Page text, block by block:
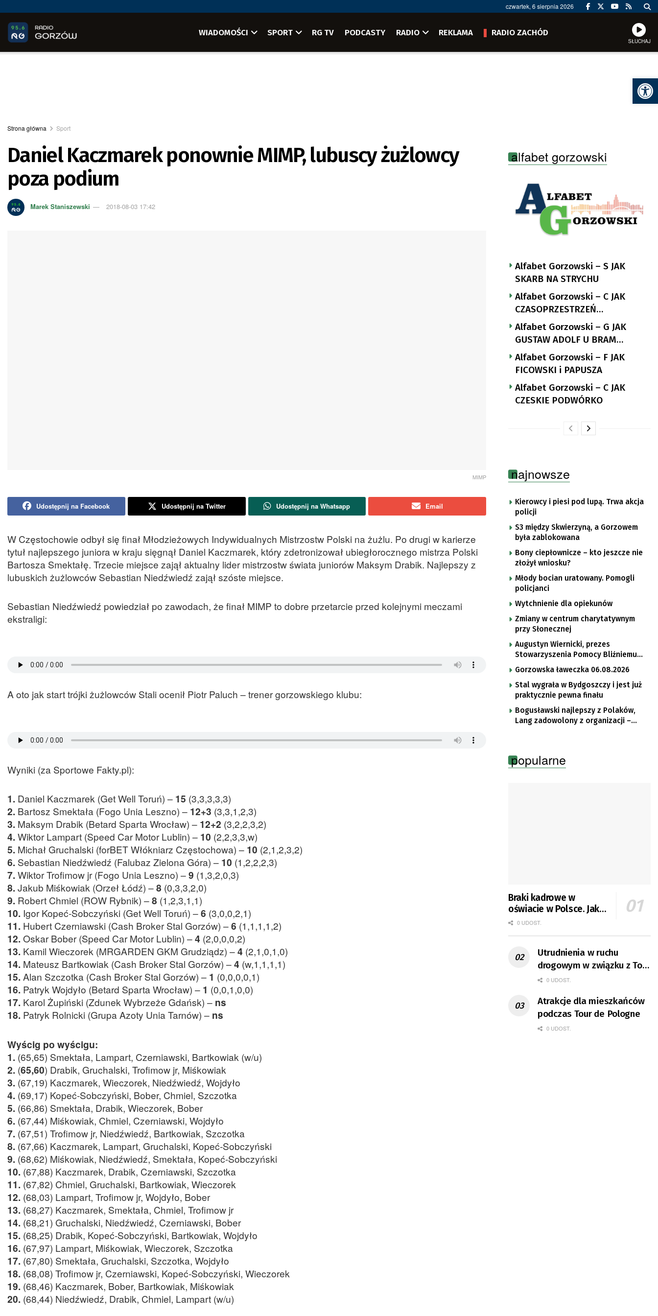
czwartek, 6 sierpnia 2026
WIADOMOŚCI SPORT RG TV PODCASTY RADIO REKLAMA RADIO ZACHÓD
SŁUCHAJ
Strona główna Sport
Daniel Kaczmarek ponownie MIMP, lubuscy żużlowcy
poza podium
Marek Staniszewski 2018-08-03 17:42
MIMP
Udostępnij na Facebook Udostępnij na Twitter Udostępnij na Whatsapp Email
W Częstochowie odbył się finał Młodzieżowych Indywidualnych Mistrzostw Polski na żużlu. Po drugi w karierze
tytuł najlepszego juniora w kraju sięgnął Daniel Kaczmarek, który zdetronizował ubiegłorocznego mistrza Polski
Bartosza Smektałę. Trzecie miejsce zajął aktualny lider mistrzostw świata juniorów Maksym Drabik. Najlepszy z
lubuskich żużlowców Sebastian Niedźwiedź zajął szóste miejsce.
Sebastian Niedźwiedź powiedział po zawodach, że finał MIMP to dobre przetarcie przed kolejnymi meczami
ekstraligi:
A oto jak start trójki żużlowców Stali ocenił Piotr Paluch – trener gorzowskiego klubu:
Wyniki (za Sportowe Fakty.pl):
1. Daniel Kaczmarek (Get Well Toruń) – 15 (3,3,3,3,3)
2. Bartosz Smektała (Fogo Unia Leszno) – 12+3 (3,3,1,2,3)
3. Maksym Drabik (Betard Sparta Wrocław) – 12+2 (3,2,2,3,2)
4. Wiktor Lampart (Speed Car Motor Lublin) – 10 (2,2,3,3,w)
5. Michał Gruchalski (forBET Włókniarz Częstochowa) – 10 (2,1,2,3,2)
6. Sebastian Niedźwiedź (Falubaz Zielona Góra) – 10 (1,2,2,2,3)
7. Wiktor Trofimow jr (Fogo Unia Leszno) –9 (1,3,2,0,3)
8. Jakub Miśkowiak (Orzeł Łódź) –8 (0,3,3,2,0)
9. Robert Chmiel (ROW Rybnik) –8 (1,2,3,1,1)
10. Igor Kopeć-Sobczyński (Get Well Toruń) –6 (3,0,0,2,1)
11. Hubert Czerniawski (Cash Broker Stal Gorzów) –6 (1,1,1,1,2)
12. Oskar Bober (Speed Car Motor Lublin) –4 (2,0,0,0,2)
13. Kamil Wieczorek (MRGARDEN GKM Grudziądz) –4 (2,1,0,1,0)
14. Mateusz Bartkowiak (Cash Broker Stal Gorzów) –4 (w,1,1,1,1)
15. Alan Szczotka (Cash Broker Stal Gorzów) – 1 (0,0,0,0,1)
16. Patryk Wojdyło (Betard Sparta Wrocław) – 1 (0,0,1,0,0)
17. Karol Żupiński (Zdunek Wybrzeże Gdańsk) – ns
18. Patryk Rolnicki (Grupa Azoty Unia Tarnów) – ns
Wyścig po wyścigu:
1. (65,65) Smektała, Lampart, Czerniawski, Bartkowiak (w/u)
2. (65,60) Drabik, Gruchalski, Trofimow jr, Miśkowiak
3. (67,19) Kaczmarek, Wieczorek, Niedźwiedź, Wojdyło
4. (69,17) Kopeć-Sobczyński, Bober, Chmiel, Szczotka
5. (66,86) Smektała, Drabik, Wieczorek, Bober
6. (67,44) Miśkowiak, Chmiel, Czerniawski, Wojdyło
7. (67,51) Trofimow jr, Niedźwiedź, Bartkowiak, Szczotka
8. (67,66) Kaczmarek, Lampart, Gruchalski, Kopeć-Sobczyński
9. (68,62) Miśkowiak, Niedźwiedź, Smektała, Kopeć-Sobczyński
10. (67,88) Kaczmarek, Drabik, Czerniawski, Szczotka
11. (67,82) Chmiel, Gruchalski, Bartkowiak, Wieczorek
12. (68,03) Lampart, Trofimow jr, Wojdyło, Bober
13. (68,27) Kaczmarek, Smektała, Chmiel, Trofimow jr
14. (68,21) Gruchalski, Niedźwiedź, Czerniawski, Bober
15. (68,25) Drabik, Kopeć-Sobczyński, Bartkowiak, Wojdyło
16. (67,97) Lampart, Miśkowiak, Wieczorek, Szczotka
17. (67,80) Smektała, Gruchalski, Szczotka, Wojdyło
18. (68,08) Trofimow jr, Czerniawski, Kopeć-Sobczyński, Wieczorek
19. (68,46) Kaczmarek, Bober, Bartkowiak, Miśkowiak
20. (68,44) Niedźwiedź, Drabik, Chmiel, Lampart (w/u)
alfabet gorzowski
Alfabet Gorzowski – S JAK
SKARB NA STRYCHU
Alfabet Gorzowski – C JAK
CZASOPRZESTRZEŃ
NUTTGENSA
Alfabet Gorzowski – G JAK
GUSTAW ADOLF U BRAM
LANDSBERGA
Alfabet Gorzowski – F JAK
FICOWSKI i PAPUSZA
Alfabet Gorzowski – C JAK
CZESKIE PODWÓRKO
najnowsze
Kierowcy i piesi pod lupą. Trwa akcja
policji
S3 między Skwierzyną, a Gorzowem
była zablokowana
Bony ciepłownicze – kto jeszcze nie
złożył wniosku?
Młody bocian uratowany. Pomogli
policjanci
Wytchnienie dla opiekunów
Zmiany w centrum charytatywnym
przy Słonecznej
Augustyn Wiernicki, prezes
Stowarzyszenia Pomocy Bliźniemu
im. Brata Krystyna
Gorzowska ławeczka 06.08.2026
Stal wygrała w Bydgoszczy i jest już
praktycznie pewna finału
Bogusławski najlepszy z Polaków,
Lang zadowolony z organizacji –
popularne
Braki kadrowe w
oświacie w Polsce. Jak
jest w Gorzowie?
0 UDOST.
Utrudnienia w ruchu
drogowym w związku z Tour
de Pologne
0 UDOST.
Atrakcje dla mieszkańców
podczas Tour de Pologne
0 UDOST.